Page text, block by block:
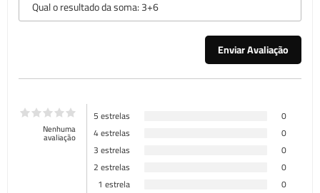
Nenhuma
avaliação
5 estrelas
0
4 estrelas
0
3 estrelas
0
2 estrelas
0
1 estrela
0